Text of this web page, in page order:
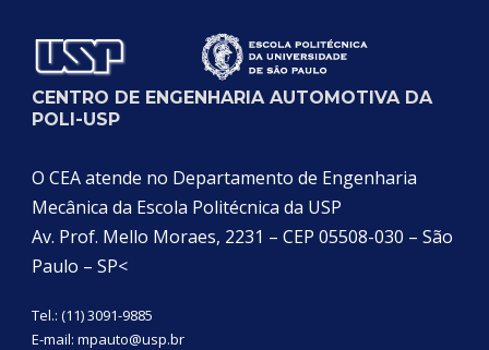
CENTRO DE ENGENHARIA AUTOMOTIVA DA
POLI-USP
O CEA atende no Departamento de Engenharia
Mecânica da Escola Politécnica da USP
Av. Prof. Mello Moraes, 2231 – CEP 05508-030 – São
Paulo – SP<
Tel.: (11) 3091-9885
E-mail: mpauto@usp.br